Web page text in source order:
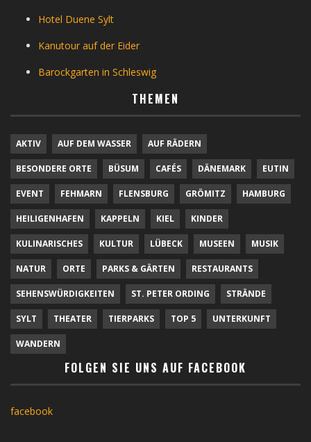
Hotel Duene Sylt
Kanutour auf der Eider
Barockgarten in Schleswig
THEMEN
AKTIV AUF DEM WASSER AUF RÄDERN
BESONDERE ORTE BÜSUM CAFÉS DÄNEMARK EUTIN
EVENT FEHMARN FLENSBURG GRÖMITZ HAMBURG
HEILIGENHAFEN KAPPELN KIEL KINDER
KULINARISCHES KULTUR LÜBECK MUSEEN MUSIK
NATUR ORTE PARKS & GÄRTEN RESTAURANTS
SEHENSWÜRDIGKEITEN ST. PETER ORDING STRÄNDE
SYLT THEATER TIERPARKS TOP 5 UNTERKUNFT
WANDERN
FOLGEN SIE UNS AUF FACEBOOK
facebook